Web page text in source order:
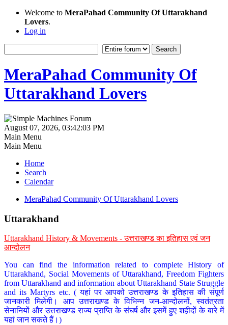
Welcome to MeraPahad Community Of Uttarakhand
Lovers.
Log in
MeraPahad Community Of
Uttarakhand Lovers
August 07, 2026, 03:42:03 PM
Main Menu
Main Menu
Home
Search
Calendar
MeraPahad Community Of Uttarakhand Lovers
Uttarakhand
Uttarakhand History & Movements - उत्तराखण्ड का इतिहास एवं जन
आन्दोलन
You can find the information related to complete History of
Uttarakhand, Social Movements of Uttarakhand, Freedom Fighters
from Uttarakhand and information about Uttarakhand State Struggle
and its Martyrs etc. ( यहां पर आपको उत्तराखण्ड के इतिहास की संपूर्ण
जानकारी मिलेगी। आप उत्तराखण्ड के विभिन्न जन-आन्दोलनों, स्वतंत्रता
सेनानियों और उत्तराखण्ड राज्य प्राप्ति के संघर्ष और इसमें हुए शहीदों के बारे में
यहां जान सकते हैं।)